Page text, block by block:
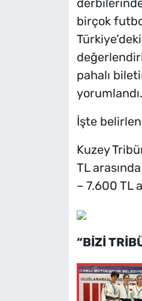
birçok
pahalı
yorumlandı.
İşte
Kuzey
TL
– 7.600 TL
“BİZİ